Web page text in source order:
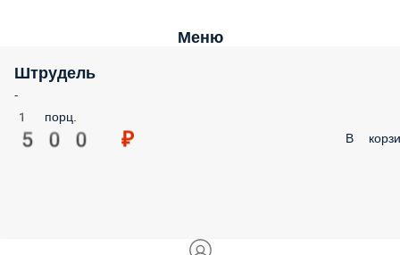
Меню
Штрудель
-
1 порц.
500 ₽ В